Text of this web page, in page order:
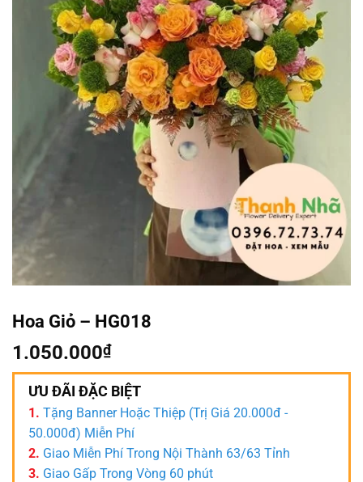
Hoa Giỏ – HG018
1.050.000₫
ƯU ĐÃI ĐẶC BIỆT
1. Tặng Banner Hoặc Thiệp (Trị Giá 20.000đ -
50.000đ) Miễn Phí
2. Giao Miễn Phí Trong Nội Thành 63/63 Tỉnh
3. Giao Gấp Trong Vòng 60 phút